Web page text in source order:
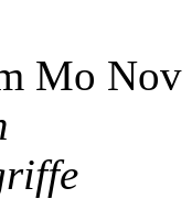
Mo